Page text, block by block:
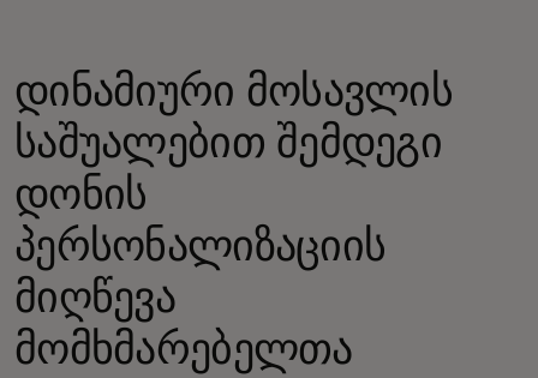
დინამიური მოსავლის
საშუალებით შემდეგი
დონის
პერსონალიზაციის
მიღწევა
მომხმარებელთა